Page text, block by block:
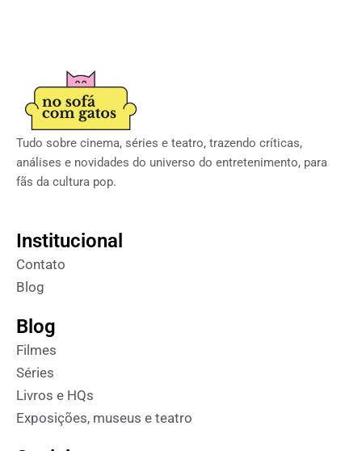
Tudo sobre cinema, séries e teatro, trazendo críticas,
análises e novidades do universo do entretenimento, para
fãs da cultura pop.
Institucional
Contato
Blog
Blog
Filmes
Séries
Livros e HQs
Exposições, museus e teatro